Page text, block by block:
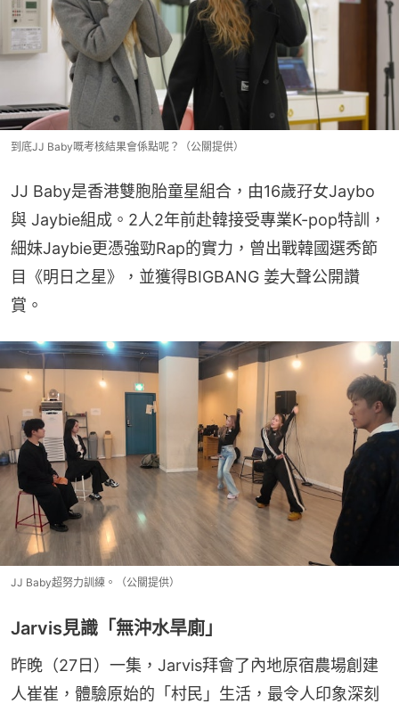
到底JJ Baby嘅考核結果會係點呢？（公關提供）
JJ Baby是香港雙胞胎童星組合，由16歲孖女Jaybo
與 Jaybie組成。2人2年前赴韓接受專業K-pop特訓，
細妹Jaybie更憑強勁Rap的實力，曾出戰韓國選秀節
目《明日之星》，並獲得BIGBANG 姜大聲公開讚
賞。
JJ Baby超努力訓練。（公關提供）
Jarvis見識「無沖水旱廁」
昨晚（27日）一集，Jarvis拜會了內地原宿農場創建
人崔崔，體驗原始的「村民」生活，最令人印象深刻